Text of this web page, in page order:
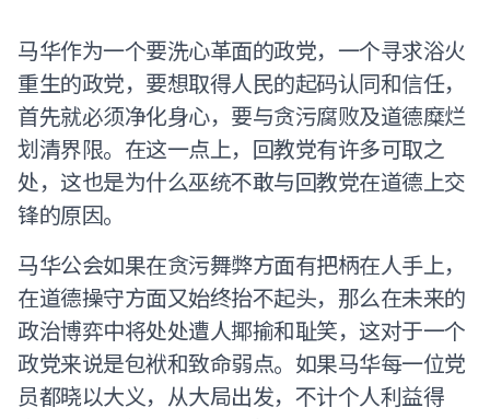
马华作为一个要洗心革面的政党，一个寻求浴火
重生的政党，要想取得人民的起码认同和信任，
首先就必须净化身心，要与贪污腐败及道德糜烂
划清界限。在这一点上，回教党有许多可取之
处，这也是为什么巫统不敢与回教党在道德上交
锋的原因。
马华公会如果在贪污舞弊方面有把柄在人手上，
在道德操守方面又始终抬不起头，那么在未来的
政治博弈中将处处遭人揶揄和耻笑，这对于一个
政党来说是包袱和致命弱点。如果马华每一位党
员都晓以大义，从大局出发，不计个人利益得